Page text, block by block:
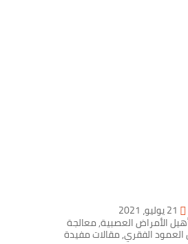
الأمراض العصبية,معالجة
الفقري,مقالات مفيدة